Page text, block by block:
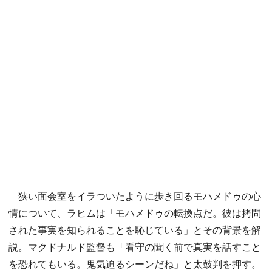
狭い面会室をイラついたように歩き回るモハメドゥの心
情について、ラヒムは「モハメドゥの転換点だ。彼は拷問
された事実を知られることを恥じている」とその背景を解
説。マクドナルド監督も「看守の聞く前で真実を話すこと
を恐れてもいる。鬼気迫るシーンだね」と太鼓判を押す。